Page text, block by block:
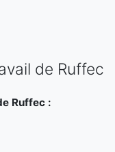
de Ruffec
Ruffec :